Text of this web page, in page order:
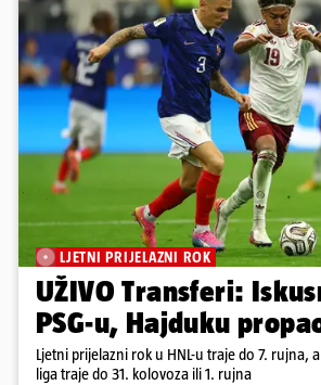
LJETNI PRIJELAZNI ROK
UŽIVO Transferi:
PSG-u, Hajduku
Ljetni prijelazni rok u HNL-u traje do 7. rujna,
liga traje do 31. kolovoza ili 1. rujna